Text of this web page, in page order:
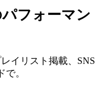
フォーマン
イリスト掲載、SNS
。